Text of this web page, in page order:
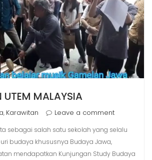
UTEM MALAYSIA
, Karawitan Leave a comment
sebagai salah satu sekolah yang selalu
budaya khususnya Budaya Jawa,
mendapatkan Kunjungan Study Budaya